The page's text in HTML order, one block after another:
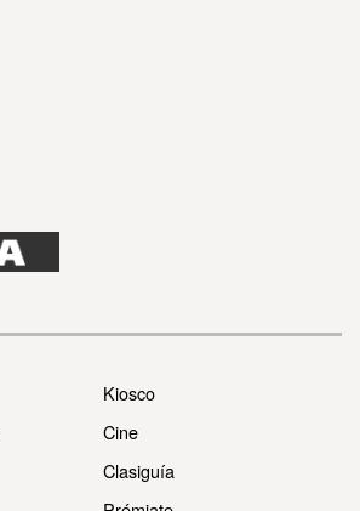
Kiosco
Cine
Clasiguía